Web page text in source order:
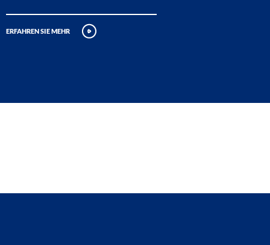
erfahren sie mehr